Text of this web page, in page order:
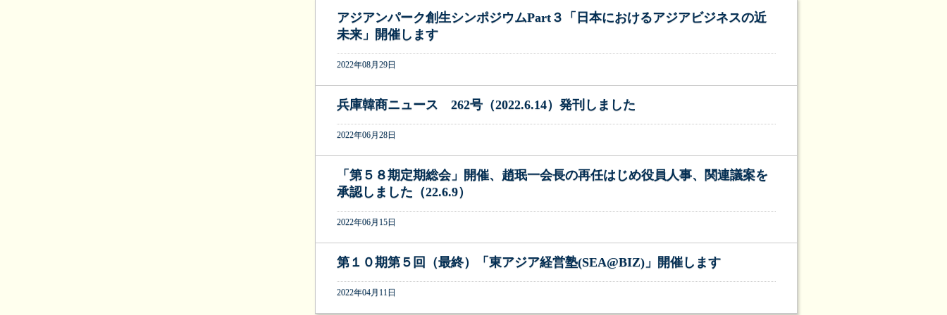
アジアンパーク創生シンポジウムPart３「日本におけるアジアビジネスの近
未来」開催します
2022年08月29日
兵庫韓商ニュース 262号（2022.6.14）発刊しました
2022年06月28日
「第５８期定期総会」開催、趙珉一会長の再任はじめ役員人事、関連議案を
承認しました（22.6.9）
2022年06月15日
第１０期第５回（最終）「東アジア経営塾(SEA@BIZ)」開催します
2022年04月11日